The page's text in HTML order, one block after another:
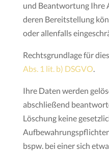
und Beantwortung Ihre
deren Bereitstellung
oder allenfalls
Rechtsgrundlage für
Abs. 1 lit. b) DSGVO.
Ihre Daten werden
abschließend
Löschung keine
bspw. bei einer sich